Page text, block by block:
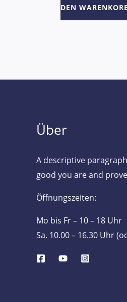
DEN
Über
A descriptive
good you are and
Öffnungszeiten:
Mo bis Fr – 10 – 18 Uhr
Sa. 10.00 – 16.30 Uhr